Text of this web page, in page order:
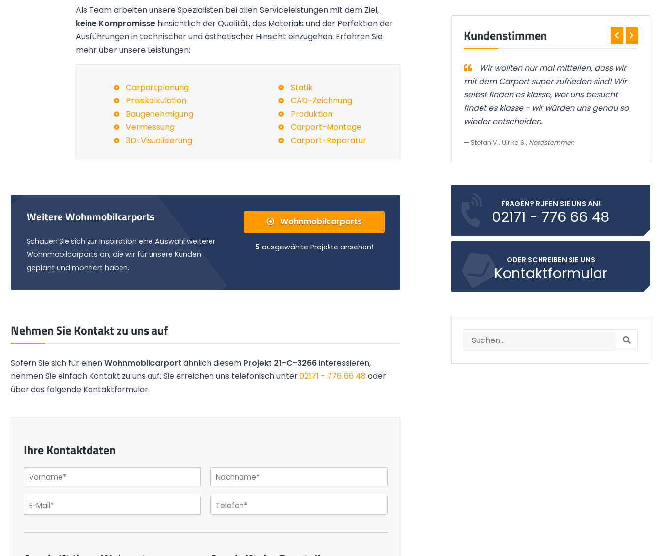
Als Team arbeiten unsere Spezialisten bei allen Serviceleistungen mit dem Ziel,
keine Kompromissehinsichtlich der Qualität, des Materials und der Perfektion der
Ausführungen in technischer und ästhetischer Hinsicht einzugehen. Erfahren Sie
mehr über unsere Leistungen:
Carportplanung
Preiskalkulation
Baugenehmigung
Vermessung
3D-Visualisierung
Statik
CAD-Zeichnung
Produktion
Carport-Montage
Carport-Reparatur
Weitere Wohnmobilcarports
Schauen Sie sich zur Inspiration eine Auswahl weiterer
Wohnmobilcarports an, die wir für unsere Kunden
geplant und montiert haben.
Wohnmobilcarports
5 ausgewählte Projekte ansehen!
Nehmen Sie Kontakt zu uns auf
Sofern Sie sich für einenWohnmobilcarport ähnlich diesem Projekt 21-C-3266interessieren,
nehmen Sie einfach Kontakt zu uns auf. Sie erreichen uns telefonisch unter02171 - 776 66 48oder
über das folgende Kontaktformular.
Ihre Kontaktdaten
Kundenstimmen
aus. Vielen Dank für das schöne Haus und
die tolle Arbeit der Monteure.
Peter M.,Mülheim
sehr schön geworden und passt wunderbar
auf das Grundstück.
Gunnar P.,Hamburg
Wir wollten nur mal mitteilen, dass wir
mit dem Carport super zufrieden sind! Wir
selbst finden es klasse, wer uns besucht
findet es klasse - wir würden uns genau so
wieder entscheiden.
Stefan V., Ulrike S., Nordstemmen
FRAGEN? RUFEN SIE UNS AN!
02171 - 776 66 48
ODER SCHREIBEN SIE UNS
Kontaktformular